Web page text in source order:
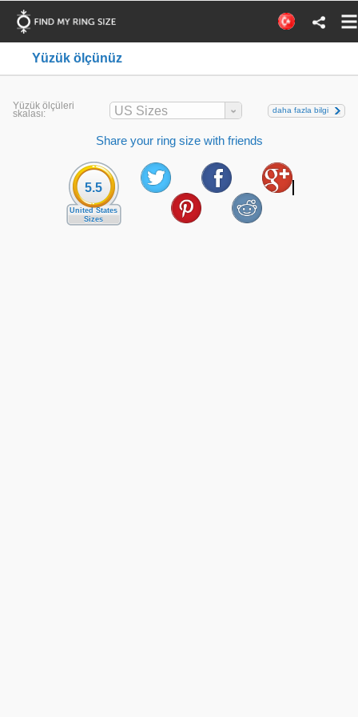
Yüzük ölçünüz
Yüzük ölçüleri
skalası: US Sizes daha fazla bilgi
Share your ring size with friends
5.5
United States
Sizes